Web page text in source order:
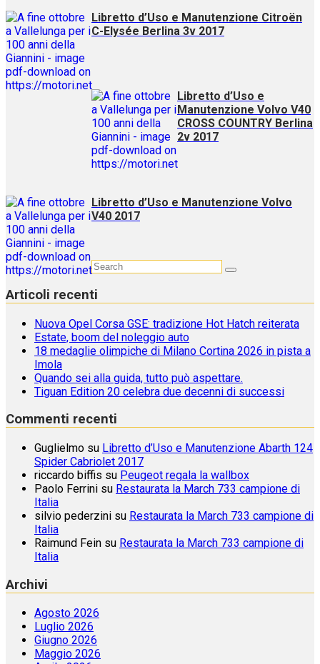
Libretto d’Uso e Manutenzione Citroën
C-Elysée Berlina 3v 2017
Libretto d’Uso e
Manutenzione Volvo V40
CROSS COUNTRY Berlina
2v 2017
Libretto d’Uso e Manutenzione Volvo
V40 2017
Articoli recenti
Nuova Opel Corsa GSE: tradizione Hot Hatch reiterata
Estate, boom del noleggio auto
18 medaglie olimpiche di Milano Cortina 2026 in pista a
Imola
Quando sei alla guida, tutto può aspettare.
Tiguan Edition 20 celebra due decenni di successi
Commenti recenti
Guglielmo su Libretto d’Uso e Manutenzione Abarth 124
Spider Cabriolet 2017
riccardo biffis su Peugeot regala la wallbox
Paolo Ferrini su Restaurata la March 733 campione di
Italia
silvio pederzini su Restaurata la March 733 campione di
Italia
Raimund Fein su Restaurata la March 733 campione di
Italia
Archivi
Agosto 2026
Luglio 2026
Giugno 2026
Maggio 2026